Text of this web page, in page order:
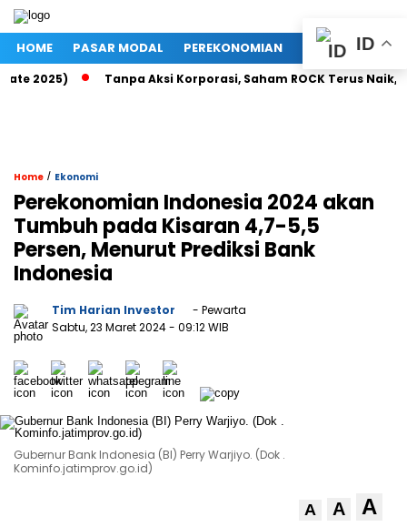
HOME PASAR MODAL PEREKONOMIAN NASIONAL
2025) Tanpa Aksi Korporasi, Saham ROCK Terus Naik,
Home / Ekonomi
Perekonomian Indonesia 2024 akan
Tumbuh pada Kisaran 4,7-5,5
Persen, Menurut Prediksi Bank
Indonesia
Tim Harian Investor
- Pewarta
Sabtu, 23 Maret 2024- 09:12 WIB
Gubernur Bank Indonesia (BI) Perry Warjiyo. (Dok .
Kominfo.jatimprov.go.id)
A A A
ID